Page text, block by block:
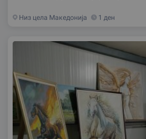
Низ цела Македониjа 1 ден